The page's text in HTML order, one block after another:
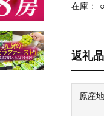
在庫： ○
返礼
原産地